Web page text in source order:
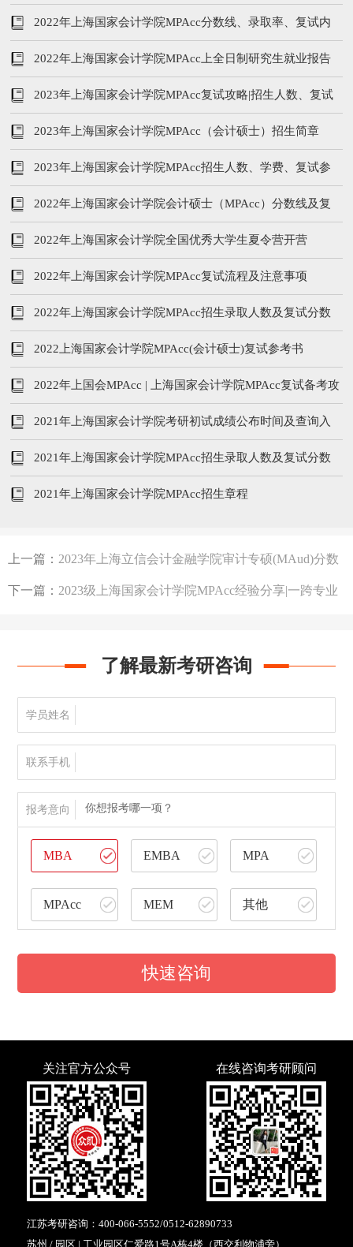
2022年上海国家会计学院MPAcc分数线、录取率、复试内
容及参考书
2022年上海国家会计学院MPAcc上全日制研究生就业报告
2023年上海国家会计学院MPAcc复试攻略|招生人数、复试
参考书、复试内容
2023年上海国家会计学院MPAcc（会计硕士）招生简章
2023年上海国家会计学院MPAcc招生人数、学费、复试参
考书
2022年上海国家会计学院会计硕士（MPAcc）分数线及复
试分析
2022年上海国家会计学院全国优秀大学生夏令营开营
2022年上海国家会计学院MPAcc复试流程及注意事项
2022年上海国家会计学院MPAcc招生录取人数及复试分数
线
2022上海国家会计学院MPAcc(会计硕士)复试参考书
2022年上国会MPAcc | 上海国家会计学院MPAcc复试备考攻
略（附历年真题汇总）
2021年上海国家会计学院考研初试成绩公布时间及查询入
口
2021年上海国家会计学院MPAcc招生录取人数及复试分数
线
2021年上海国家会计学院MPAcc招生章程
上一篇： 2023年上海立信会计金融学院审计专硕(MAud)分数
线204分及录取人数180人
下一篇： 2023级上海国家会计学院MPAcc经验分享|一跨专业
了解最新考研咨询
学员姓名
联系手机
报考意向 你想报考哪一项？
MBA EMBA MPA
MPAcc MEM 其他
快速咨询
关注官方公众号 在线咨询考研顾问
江苏考研咨询： 400-066-5552/0512-62890733
苏州 / 园区 | 工业园区仁爱路1号A栋4楼（西交利物浦旁）